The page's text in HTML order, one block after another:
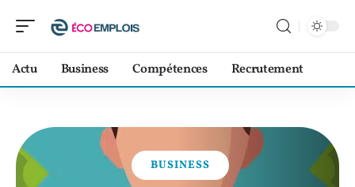
Actu Business Compétences Recrutement
BUSINESS